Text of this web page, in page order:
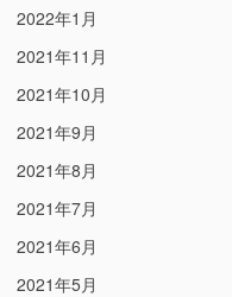
2022年1月
2021年11月
2021年10月
2021年9月
2021年8月
2021年7月
2021年6月
2021年5月